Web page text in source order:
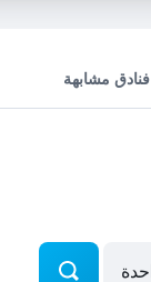
فنادق مشابهة